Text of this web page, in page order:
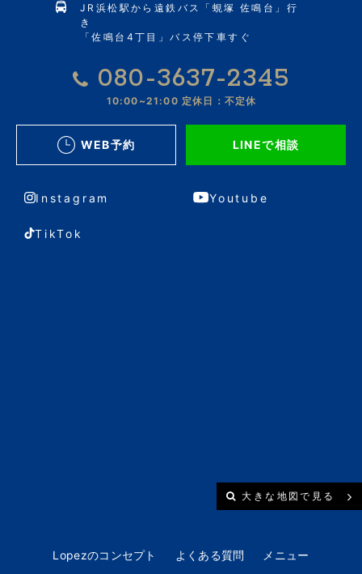
JR浜松駅から遠鉄バス「蜆塚 佐鳴台」行
き
「佐鳴台4丁目」バス停下車すぐ
080-3637-2345
10:00~21:00 定休日：不定休
WEB予約 LINEで相談
Instagram Youtube
TikTok
大きな地図で見る
Lopezのコンセプト よくある質問 メニュー